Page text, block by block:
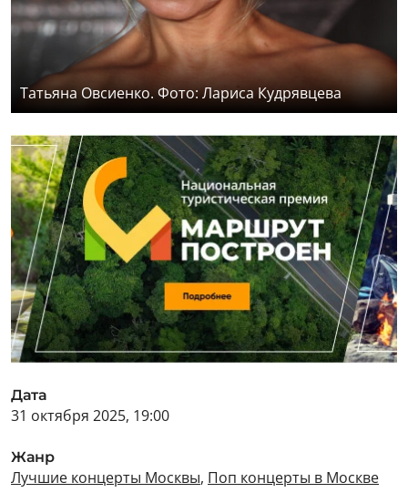
Татьяна Овсиенко. Фото: Лариса Кудрявцева
Дата
31 октября 2025, 19:00
Жанр
Лучшие концерты Москвы, Поп концерты в Москве